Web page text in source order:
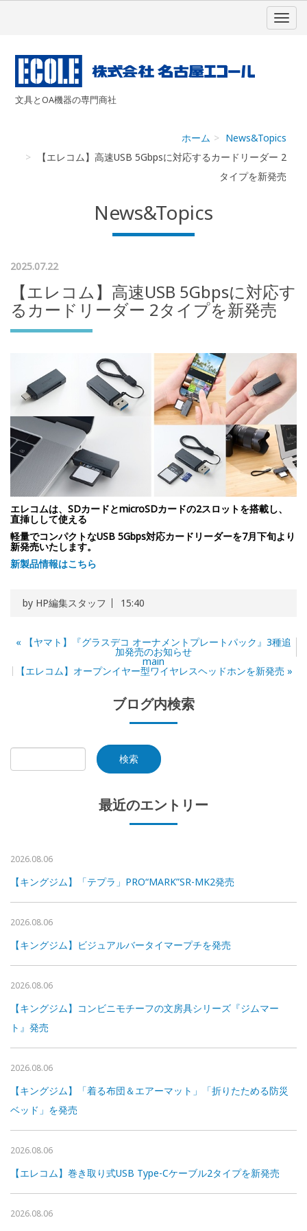
文具とOA機器の専門商社
ホーム
News&Topics
【エレコム】高速USB 5Gbpsに対応するカードリーダー 2
タイプを新発売
News&Topics
2025.07.22
【エレコム】高速USB 5Gbpsに対応す
るカードリーダー 2タイプを新発売
エレコムは、SDカードとmicroSDカードの2スロットを搭載し、
直挿しして使える
軽量でコンパクトなUSB 5Gbps対応カードリーダーを7月下旬より
新発売いたします。
新製品情報はこちら
by HP編集スタッフ 15:40
« 【ヤマト】『グラスデコ オーナメントプレートパック』3種追
加発売のお知らせ
main
【エレコム】オープンイヤー型ワイヤレスヘッドホンを新発売 »
ブログ内検索
最近のエントリー
2026.08.06
【キングジム】「テプラ」PRO“MARK”SR-MK2発売
2026.08.06
【キングジム】ビジュアルバータイマープチを発売
2026.08.06
【キングジム】コンビニモチーフの文房具シリーズ『ジムマー
ト』発売
2026.08.06
【キングジム】「着る布団＆エアーマット」「折りたためる防災
ベッド」を発売
2026.08.06
【エレコム】巻き取り式USB Type-Cケーブル2タイプを新発売
2026.08.06